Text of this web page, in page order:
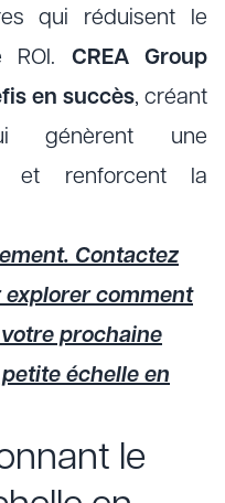
qui réduisent le
ROI. CREA Group
en succès, créant
génèrent une
et renforcent la
Contactez
explorer comment
prochaine
échelle en
le